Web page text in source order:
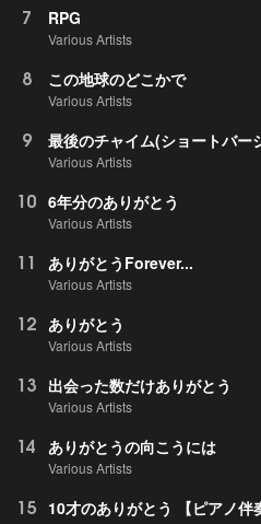
7 RPG
Various Artists
8 この地球のどこかで
Various Artists
9 最後のチャイム(ショートバー
Various Artists
10 6年分のありがとう
Various Artists
11 ありがとうForever...
Various Artists
12 ありがとう
Various Artists
13 出会った数だけありがとう
Various Artists
14 ありがとうの向こうには
Various Artists
15 10才のありがとう 【ピアノ伴